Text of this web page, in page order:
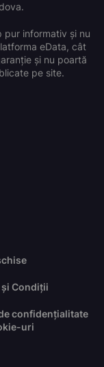
pur informativ și nu
eData, cât
și nu poartă
pe site.
Condiții
confidențialitate
uri